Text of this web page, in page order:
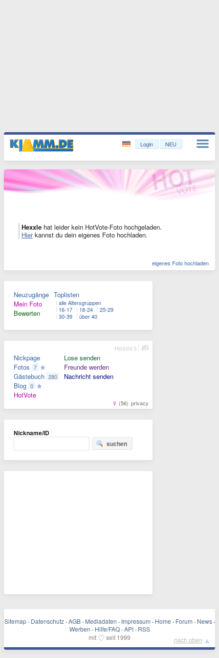
Login NEU
Hexxle hat leider kein HotVote-Foto hochgeladen.
Hierkannst du dein eigenes Foto hochladen.
eigenes Foto hochladen
Neuzugänge
Mein Foto
Bewerten
Toplisten
alle Altersgruppen
16-17
18-24
25-29
30-39
über 40
Nickpage
Fotos 7
Gästebuch 280
Blog 0
HotVote
Lose senden
Freunde werden
Nachricht senden
(56) privacy
Hexxle's
Nickname/ID
suchen
Sitemap · Datenschutz · AGB · Mediadaten · Impressum · Home · Forum · News ·
Werben · Hilfe/FAQ · API · RSS
mit ♡ seit 1999 nach oben ▲